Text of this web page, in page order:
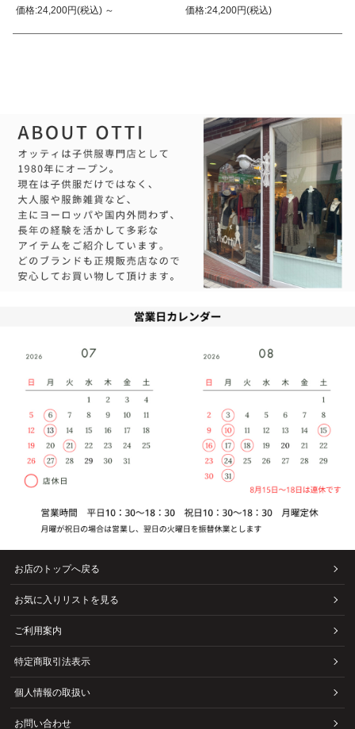
価格:24,200円(税込) ～
価格:24,200円(税込)
お店のトップへ戻る
お気に入りリストを見る
ご利用案内
特定商取引法表示
個人情報の取扱い
お問い合わせ